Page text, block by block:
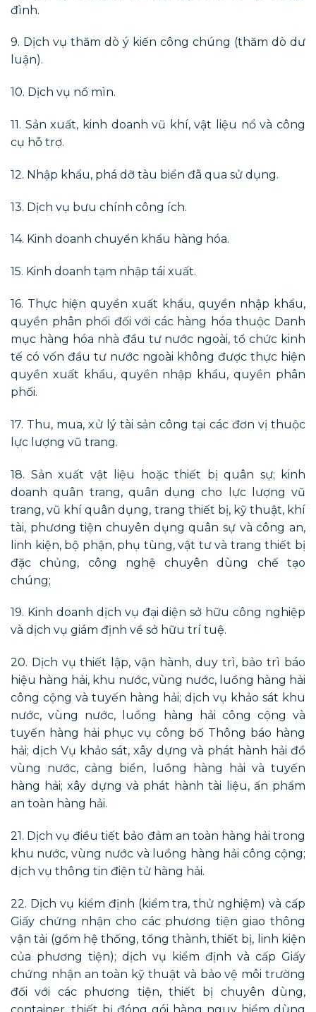
đình.
9. Dịch vụ thăm dò ý kiến công chúng (thăm dò dư
luận).
10. Dịch vụ nổ mìn.
11. Sản xuất, kinh doanh vũ khí, vật liệu nổ và công
cụ hỗ trợ.
12. Nhập khẩu, phá dỡ tàu biển đã qua sử dụng.
13. Dịch vụ bưu chính công ích.
14. Kinh doanh chuyển khẩu hàng hóa.
15. Kinh doanh tạm nhập tái xuất.
16. Thực hiện quyền xuất khẩu, quyền nhập khẩu,
quyền phân phối đối với các hàng hóa thuộc Danh
mục hàng hóa nhà đầu tư nước ngoài, tổ chức kinh
tế có vốn đầu tư nước ngoài không được thực hiện
quyền xuất khẩu, quyền nhập khẩu, quyền phân
phối.
17. Thu, mua, xử lý tài sản công tại các đơn vị thuộc
lực lượng vũ trang.
18. Sản xuất vật liệu hoặc thiết bị quân sự; kinh
doanh quân trang, quân dụng cho lực lượng vũ
trang, vũ khí quân dụng, trang thiết bị, kỹ thuật, khí
tài, phương tiện chuyên dụng quân sự và công an,
linh kiện, bộ phận, phụ tùng, vật tư và trang thiết bị
đặc chủng, công nghệ chuyên dùng chế tạo
chúng;
19. Kinh doanh dịch vụ đại diện sở hữu công nghiệp
và dịch vụ giám định về sở hữu trí tuệ.
20. Dịch vụ thiết lập, vận hành, duy trì, bảo trì báo
hiệu hàng hải, khu nước, vùng nước, luồng hàng hải
công cộng và tuyến hàng hải; dịch vụ khảo sát khu
nước, vùng nước, luồng hàng hải công cộng và
tuyến hàng hải phục vụ công bố Thông báo hàng
hải; dịch Vụ khảo sát, xây dựng và phát hành hải đồ
vùng nước, cảng biển, luồng hàng hải và tuyến
hàng hải; xây dựng và phát hành tài liệu, ấn phẩm
an toàn hàng hải.
21. Dịch vụ điều tiết bảo đảm an toàn hàng hải trong
khu nước, vùng nước và luồng hàng hải công cộng;
dịch vụ thông tin điện tử hàng hải.
22. Dịch vụ kiểm định (kiểm tra, thử nghiệm) và cấp
Giấy chứng nhận cho các phương tiện giao thông
vận tải (gồm hệ thống, tổng thành, thiết bị, linh kiện
của phương tiện); dịch vụ kiểm định và cấp Giấy
chứng nhận an toàn kỹ thuật và bảo vệ môi trường
đối với các phương tiện, thiết bị chuyên dùng,